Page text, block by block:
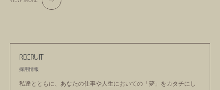
RECRUIT
採用情報
私達とともに、あなたの仕事や人生においての 「夢」をカタチにし